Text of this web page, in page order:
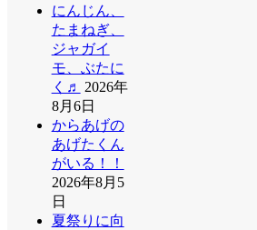
にんじん、
たまねぎ、
ジャガイ
モ、ぶたに
く♬
2026年
8月6日
からあげの
あげたくん
がいる！！
2026年8月5
日
夏祭りに向